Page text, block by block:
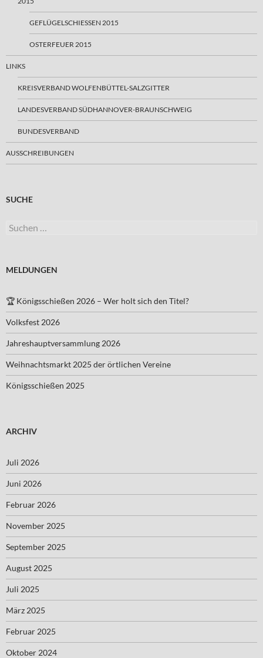
GEFLÜGELSCHIESSEN 2015
OSTERFEUER 2015
LINKS
KREISVERBAND WOLFENBÜTTEL-SALZGITTER
LANDESVERBAND SÜDHANNOVER-BRAUNSCHWEIG
BUNDESVERBAND
AUSSCHREIBUNGEN
SUCHE
Suchen
MELDUNGEN
🏆 Königsschießen 2026 – Wer holt sich den Titel?
Volksfest 2026
Jahreshauptversammlung 2026
Weihnachtsmarkt 2025 der örtlichen Vereine
Königsschießen 2025
ARCHIV
Juli 2026
Juni 2026
Februar 2026
November 2025
September 2025
August 2025
Juli 2025
März 2025
Februar 2025
Oktober 2024